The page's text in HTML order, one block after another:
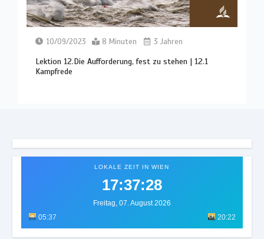
10/09/2023 8 Minuten 3 Jahren
Lektion 12.Die Aufforderung, fest zu stehen | 12.1
Kampfrede
LOKALE ZEIT IN WIEN
17:37:31
Freitag, 07. August 2026
05:37
20:22